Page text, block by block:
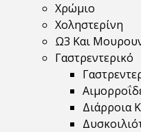
Χρώμιο
Χοληστερίνη
Ω3 Και
Γαστρεντερικό
Διάρροια